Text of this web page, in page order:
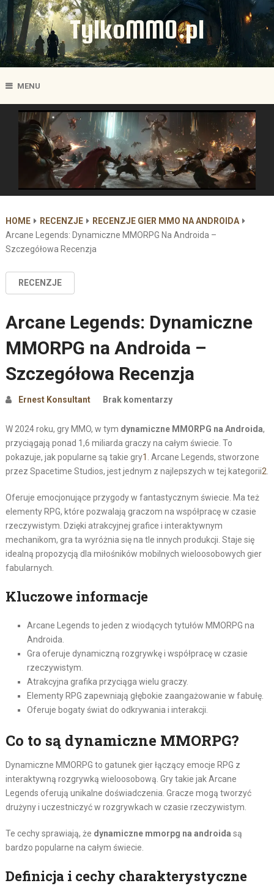
TylkoMMO.pl
MENU
HOME RECENZJE
RECENZJE GIER MMO NA ANDROIDA
Arcane Legends: Dynamiczne MMORPG Na Androida –
Szczegółowa Recenzja
RECENZJE
Arcane Legends: Dynamiczne
MMORPG na Androida –
Szczegółowa Recenzja
Ernest Konsultant Brak komentarzy
W 2024 roku, gry MMO, w tym dynamiczne MMORPG na Androida,
przyciągają ponad 1,6 miliarda graczy na całym świecie. To
pokazuje, jak popularne są takie gry1 . Arcane Legends, stworzone
przez Spacetime Studios, jest jednym z najlepszych w tej kategorii2.
Oferuje emocjonujące przygody w fantastycznym świecie. Ma też
elementy RPG, które pozwalają graczom na współpracę w czasie
rzeczywistym. Dzięki atrakcyjnej grafice i interaktywnym
mechanikom, gra ta wyróżnia się na tle innych produkcji. Staje się
idealną propozycją dla miłośników mobilnych wieloosobowych gier
fabularnych.
Kluczowe informacje
Arcane Legends to jeden z wiodących tytułów MMORPG na
Androida.
Gra oferuje dynamiczną rozgrywkę i współpracę w czasie
rzeczywistym.
Atrakcyjna grafika przyciąga wielu graczy.
Elementy RPG zapewniają głębokie zaangażowanie w fabułę.
Oferuje bogaty świat do odkrywania i interakcji.
Co to są dynamiczne MMORPG?
Dynamiczne MMORPG to gatunek gier łączący emocje RPG z
interaktywną rozgrywką wieloosobową. Gry takie jak Arcane
Legends oferują unikalne doświadczenia. Gracze mogą tworzyć
drużyny i uczestniczyć w rozgrywkach w czasie rzeczywistym.
Te cechy sprawiają, że dynamiczne mmorpg na androida są
bardzo popularne na całym świecie.
Definicja i cechy charakterystyczne